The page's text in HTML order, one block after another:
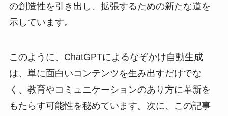
の創造性を引き出し、拡張するための新たな道を
示しています。
このように、ChatGPTによるなぞかけ自動生成
は、単に面白いコンテンツを生み出すだけでな
く、教育やコミュニケーションのあり方に革新を
もたらす可能性を秘めています。次に、この記事